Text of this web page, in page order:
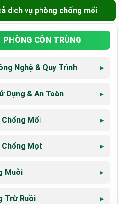
dịch vụ phòng chống mối
CÔN TRÙNG
Nghệ & Quy Trình
Dụng & An Toàn
Chống Mối
Chống Mọt
Muỗi
Trừ Ruồi